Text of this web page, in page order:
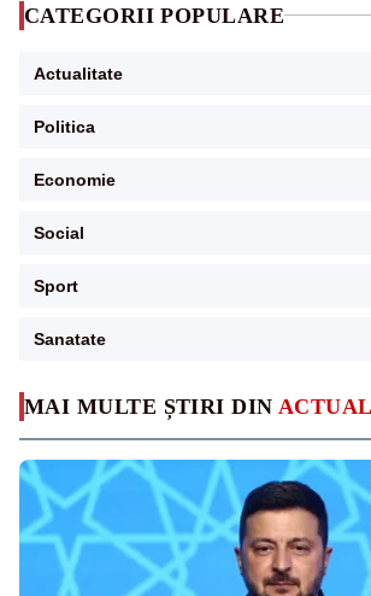
MAI MULTE ȘTIRI DIN
CATEGORII POPULARE
Actualitate
Politica
Economie
Social
Sport
Sanatate